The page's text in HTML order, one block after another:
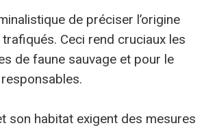
de préciser l’origine
Ceci rend cruciaux les
de faune sauvage et pour le
son habitat exigent des mesures